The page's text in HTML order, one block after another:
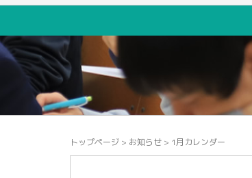
トップページ > お知らせ > 1月カレンダー